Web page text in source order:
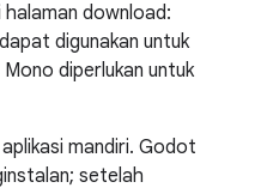
download:
digunakan untuk
diperlukan untuk
mandiri. Godot
setelah